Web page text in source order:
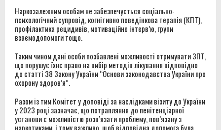
Наркозалежним особам не забезпечується соціально-
психологічний супровід, когнітивно поведінкова терапія (КПТ),
профілактика рецидивів, мотиваційне інтерв’ю, групи
взаємодопомоги тощо.
Таким чином дані особи позбавлені можливості отримувати ЗПТ,
що порушує їхнє право на вибір методів лікування відповідно
до статті 38 Закону України “Основи законодавства України про
охорону здоров’я”.
Разом із тим Комітет у доповіді за наслідками візиту до України
у 2023 році зазначає, що потрапляння до пенітенціарної
установи є можливістю розв’язати проблему, пов’язану з
наркотиками, і тому важливо, щоб відповідна допомога була